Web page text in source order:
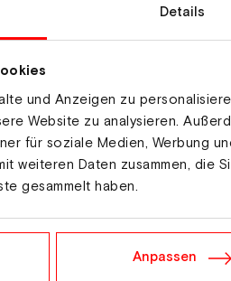
Details
und Anzeigen zu
Website zu analysieren.
für soziale Medien, Werbung
weiteren Daten zusammen, die
gesammelt haben.
Anpassen
Oberkörper
(langer) Ausfallschritt nach
und kurz stabilisieren.